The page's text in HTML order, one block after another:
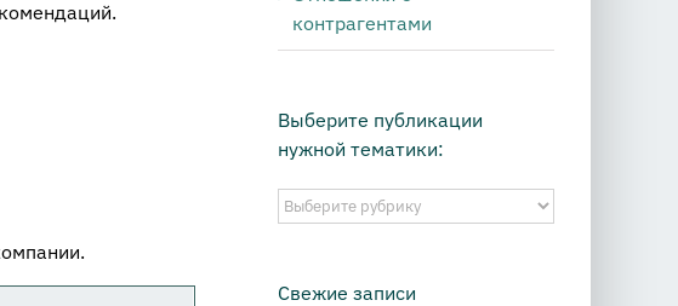
контрагентами
Выберите публикации
нужной тематики:
Выберите
публикации
тематики:
Свежие записи